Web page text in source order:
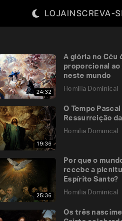
LOJAINSCREVA-
24:32
A glória no Céu
proporcional ao
neste mundo
Homilia Dominical
19:36
O Tempo Pascal
Ressurreição
Homilia Dominical
25:36
Por que o
recebe a
Espírito Santo?
Homilia Dominical
Os três